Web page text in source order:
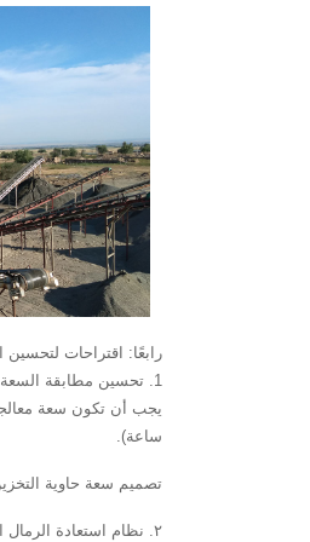
رابعًا: اقتراحات لتحسين
‌1. تحسين مطابقة السعة
ساعة).
تصميم سعة حاوية التخزين المؤقت: مُهيأة
٢. نظام استعادة الرمال الناعمة